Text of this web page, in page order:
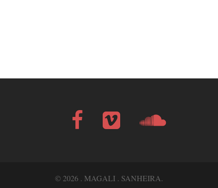
Bandcamp
Facebook Vimeo
© 2026 . MAGALI . SANHEIRA.